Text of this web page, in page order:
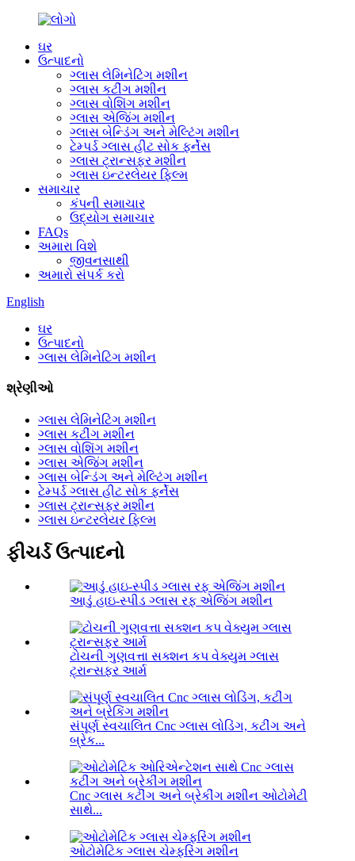
ઘર
ઉત્પાદનો
ગ્લાસ લેમિનેટિંગ મશીન
ગ્લાસ કટીંગ મશીન
ગ્લાસ વોશિંગ મશીન
ગ્લાસ એજિંગ મશીન
ગ્લાસ બેન્ડિંગ અને મેલ્ટિંગ મશીન
ટેમ્પર્ડ ગ્લાસ હીટ સોક ફર્નેસ
ગ્લાસ ટ્રાન્સફર મશીન
ગ્લાસ ઇન્ટરલેયર ફિલ્મ
સમાચાર
કંપની સમાચાર
ઉદ્યોગ સમાચાર
FAQs
અમારા વિશે
જીવનસાથી
અમારો સંપર્ક કરો
English
ઘર
ઉત્પાદનો
ગ્લાસ લેમિનેટિંગ મશીન
શ્રેણીઓ
ગ્લાસ લેમિનેટિંગ મશીન
ગ્લાસ કટીંગ મશીન
ગ્લાસ વોશિંગ મશીન
ગ્લાસ એજિંગ મશીન
ગ્લાસ બેન્ડિંગ અને મેલ્ટિંગ મશીન
ટેમ્પર્ડ ગ્લાસ હીટ સોક ફર્નેસ
ગ્લાસ ટ્રાન્સફર મશીન
ગ્લાસ ઇન્ટરલેયર ફિલ્મ
ફીચર્ડ ઉત્પાદનો
આડું હાઇ-સ્પીડ ગ્લાસ રફ એજિંગ મશીન
ટોચની ગુણવત્તા સક્શન કપ વેક્યુમ ગ્લાસ
ટ્રાન્સફર આર્મ
સંપૂર્ણ સ્વચાલિત Cnc ગ્લાસ લોડિંગ, કટીંગ અને
બ્રેક...
Cnc ગ્લાસ કટીંગ અને બ્રેકીંગ મશીન ઓટોમેટી
સાથે...
ઓટોમેટિક ગ્લાસ ચેમ્ફરિંગ મશીન